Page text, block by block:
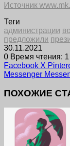
Источник
Теги
администрации
предложили
30.11.2021
0 Время чтения:
Facebook X
Messenger
ПОХОЖИЕ